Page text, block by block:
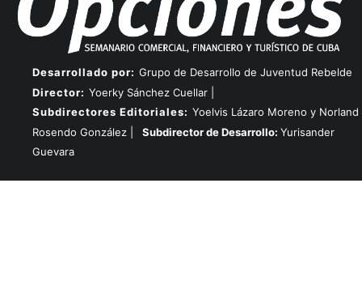
Desarrollado por: Grupo de Desarrollo de Juventud Rebelde
Director: Yoerky Sánchez Cuellar |
Subdirectores Editoriales: Yoelvis Lázaro Moreno y Norland
Rosendo González |
Subdirector de Desarrollo: Yurisander
Guevara